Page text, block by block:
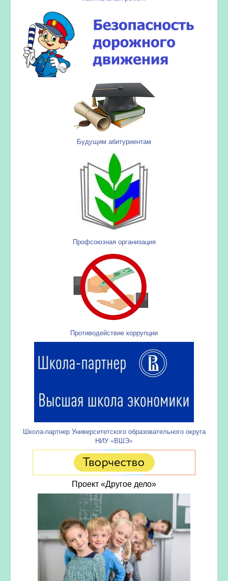
Будущим абитуриентам
Профсоюзная организация
Противодействие коррупции
Школа-партнер Университетского образовательного округа
НИУ «ВШЭ»
Проект «Другое дело»